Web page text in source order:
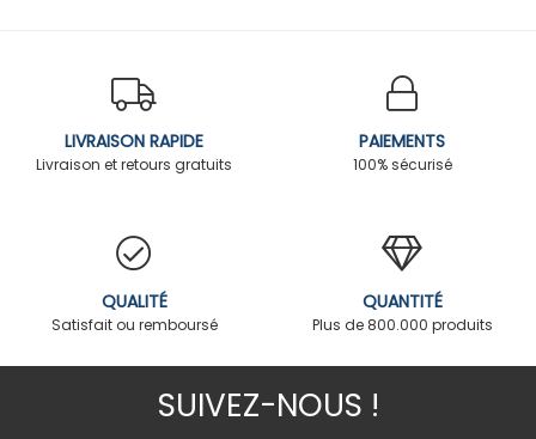
LIVRAISON RAPIDE
Livraison et retours gratuits
PAIEMENTS
100% sécurisé
QUALITÉ
Satisfait ou remboursé
QUANTITÉ
Plus de 800.000 produits
SUIVEZ-NOUS !